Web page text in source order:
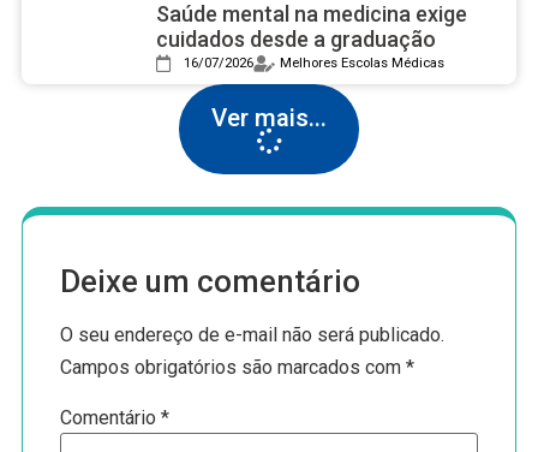
Saúde mental na medicina exige
cuidados desde a graduação
16/07/2026 Melhores Escolas Médicas
Ver mais...
Deixe um comentário
O seu endereço de e-mail não será publicado.
Campos obrigatórios são marcados com*
Comentário*